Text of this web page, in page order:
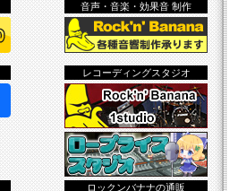
音声・音楽・効果音 制作
レコーディングスタジオ
ロックンバナナの通販